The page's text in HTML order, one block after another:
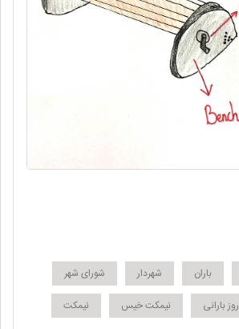
باران شهردار
شورای شهر
روز بارانی نیمکت خیس
نیمکت